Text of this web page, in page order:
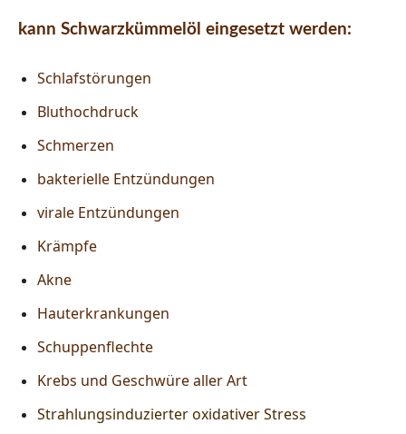
kann Schwarzkümmelöl eingesetzt werden:
Schlafstörungen
Bluthochdruck
Schmerzen
bakterielle Entzündungen
virale Entzündungen
Krämpfe
Akne
Hauterkrankungen
Schuppenflechte
Krebs und Geschwüre aller Art
Strahlungsinduzierter oxidativer Stress